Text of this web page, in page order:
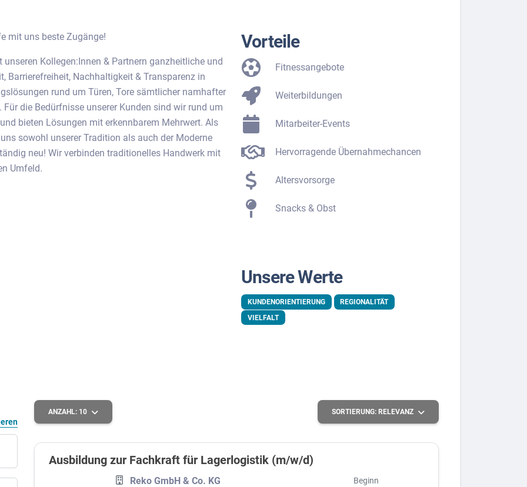
mit uns beste Zugänge!
Kollegen:Innen & Partnern ganzheitliche und
Barrierefreiheit, Nachhaltigkeit & Transparenz in
rund um Türen, Tore sämtlicher namhafter
die Bedürfnisse unserer Kunden sind wir rund um
bieten Lösungen mit erkennbarem Mehrwert. Als
sowohl unserer Tradition als auch der Moderne
neu! Wir verbinden traditionelles Handwerk mit
Umfeld.
Vorteile
Fitnessangebote
Weiterbildungen
Mitarbeiter-Events
Hervorragende Übernahmechancen
Altersvorsorge
Snacks & Obst
Unsere Werte
KUNDENORIENTIERUNG
REGIONALITÄT
VIELFALT
ANZAHL: 10 SORTIERUNG: RELEVANZ
Ausbildung zur Fachkraft für Lagerlogistik (m/w/d)
Reko GmbH & Co. KG
Beginn